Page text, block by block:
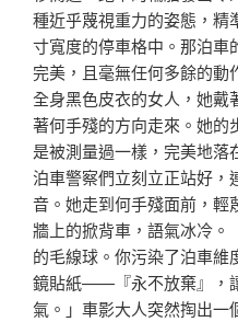
種近乎蔑視重力的姿態，精
寸寬度的停車格中。那泊車
完美，且毫無任何多餘的動
全身黑色皮衣的女人，她戴
著何手殘的方向走來。她的
是被測量過一樣，完美地落
泊車警察們立刻立正站好，
音。她走到何手殘面前，輕
牆上的掀背車，語氣冰冷。
的毛線球。你污染了泊車
鏡貼紙——『永不放棄』，
氣。」車影大人突然掏出一